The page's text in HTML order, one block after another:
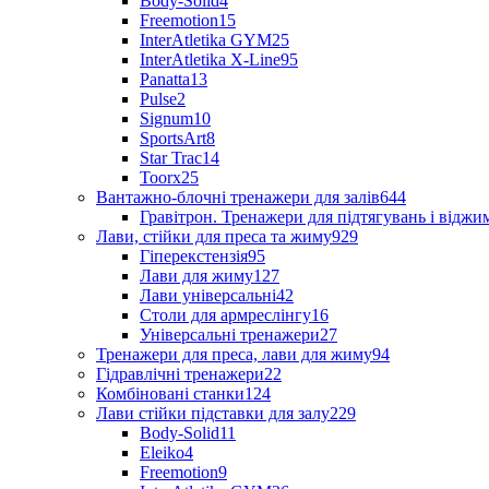
Freemotion15
InterAtletika GYM25
InterAtletika X-Line95
Panatta13
Pulse2
Signum10
SportsArt8
Star Trac14
Toorx25
Вантажно-блочні тренажери для залів644
Гравітрон. Тренажери для підтягувань і
Лави, стійки для преса та жиму929
Гіперекстензія95
Лави для жиму127
Лави універсальні42
Столи для армреслінгу16
Універсальні тренажери27
Тренажери для преса, лави для жиму94
Гідравлічні тренажери22
Комбіновані станки124
Лави стійки підставки для залу229
Body-Solid11
Eleiko4
Freemotion9